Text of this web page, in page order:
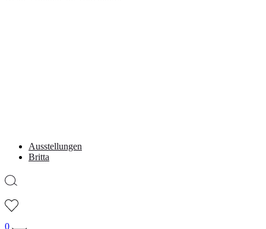
Ausstellungen
Britta
0